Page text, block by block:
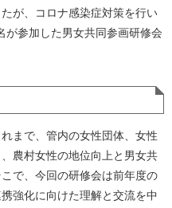
が、コロナ感染症対策を行い
参加した男女共同参画研修会
まで、管内の女性団体、女性
農村女性の地位向上と男女共
で、今回の研修会は前年度の
強化に向けた理解と交流を中